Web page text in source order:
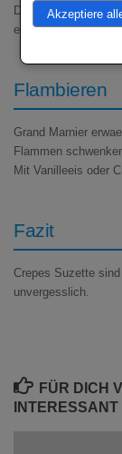
Dreiecken) und in
entstandenen
Flambieren
Grand Marnier
Flammen
Mit Vanilleeis oder
Fazit
Crepes Suzette
unvergesslich.
FÜR DICH
Akzeptiere